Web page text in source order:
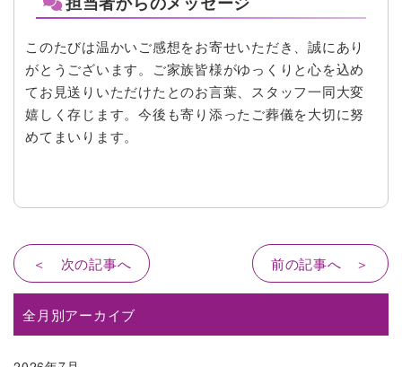
このたびは温かいご感想をお寄せいただき、誠にあり
がとうございます。ご家族皆様がゆっくりと心を込め
てお見送りいただけたとのお言葉、スタッフ一同大変
嬉しく存じます。今後も寄り添ったご葬儀を大切に努
めてまいります。
＜ 次の記事へ 前の記事へ ＞
全月別アーカイブ